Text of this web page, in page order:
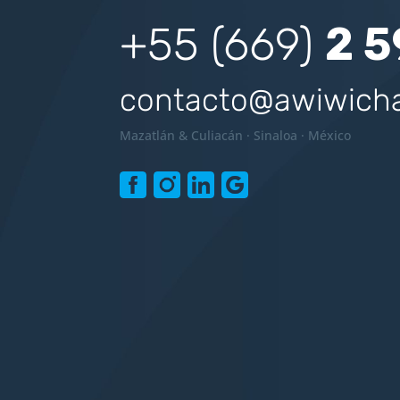
+55 (669) 2
contacto@
Mazatlán & Culiacán · Sinaloa · México